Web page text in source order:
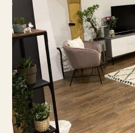
Parkeren
Inclusief BTW
Roken
Huisdieren toegestaan